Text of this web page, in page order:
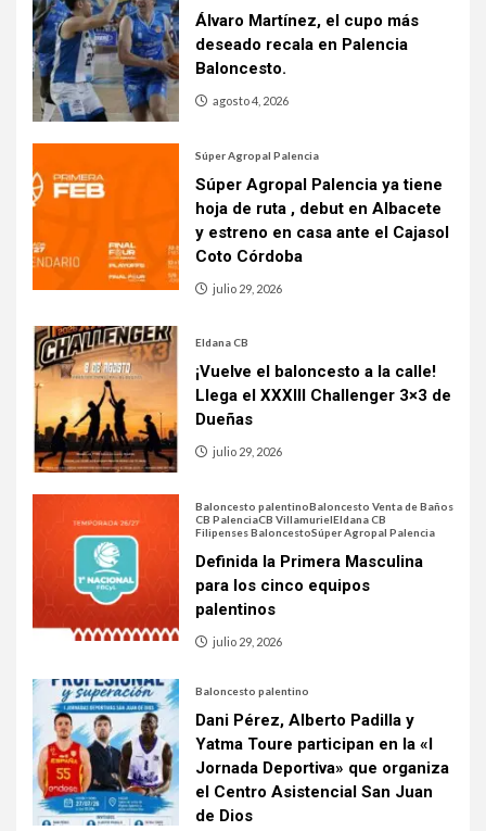
Álvaro Martínez, el cupo más
deseado recala en Palencia
Baloncesto.
agosto 4, 2026
Súper Agropal Palencia
Súper Agropal Palencia ya tiene
hoja de ruta , debut en Albacete
y estreno en casa ante el Cajasol
Coto Córdoba
julio 29, 2026
Eldana CB
¡Vuelve el baloncesto a la calle!
Llega el XXXIII Challenger 3×3 de
Dueñas
julio 29, 2026
Baloncesto palentinoBaloncesto Venta de Baños
CB PalenciaCB VillamurielEldana CB
Filipenses BaloncestoSúper Agropal Palencia
Definida la Primera Masculina
para los cinco equipos
palentinos
julio 29, 2026
Baloncesto palentino
Dani Pérez, Alberto Padilla y
Yatma Toure participan en la «I
Jornada Deportiva» que organiza
el Centro Asistencial San Juan
de Dios